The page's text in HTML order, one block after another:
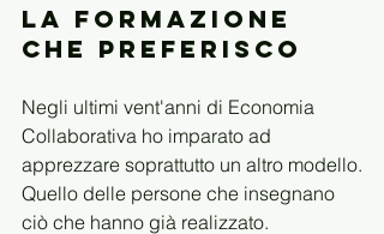
La formazione
che preferisco
Negli ultimi vent'anni di Economia
Collaborativa ho imparato ad
apprezzare soprattutto un altro modello.
Quello delle persone che insegnano
ciò che hanno già realizzato.